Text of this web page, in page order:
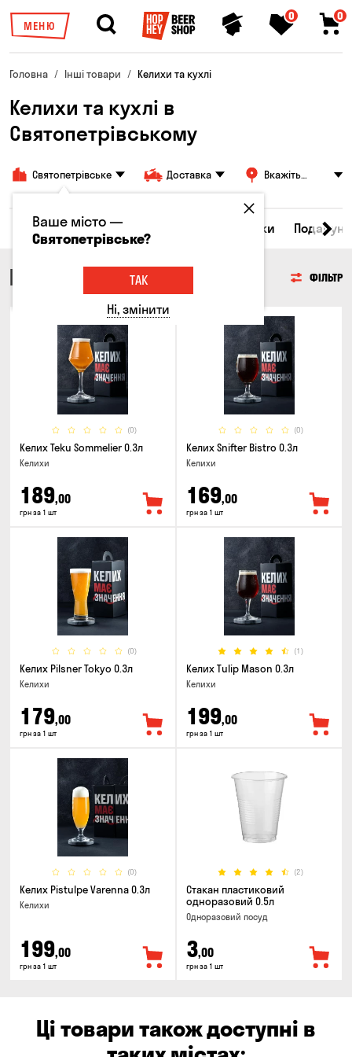
МЕНЮ
0 0
Головна Інші товари Келихи та кухлі
Келихи та кухлі в
Святопетрівському
Святопетрівське Доставка
Вкажіть
Всі товари Келихи та кухлі Брелоки
КЕЛИХИ ТА КУХЛІ ФІЛЬТР
(0)
Келих Teku Sommelier 0.3л
Келихи
189,00
грн за 1 шт
(0)
Келих Snifter Bistro 0.3л
Келихи
169,00
грн за 1 шт
(0)
Келих Pilsner Tokyo 0.3л
Келихи
179,00
грн за 1 шт
(1)
Келих Tulip Mason 0.3л
Келихи
199,00
грн за 1 шт
(0)
Келих Pistulpe Varenna 0.3л
Келихи
199,00
грн за 1 шт
(2)
Стакан пластиковий
одноразовий 0.5л
Одноразовий посуд
3,00
грн за 1 шт
Ці товари також доступні в
Ваше місто —
Святопетрівське?
ТАК
Ні, змінити